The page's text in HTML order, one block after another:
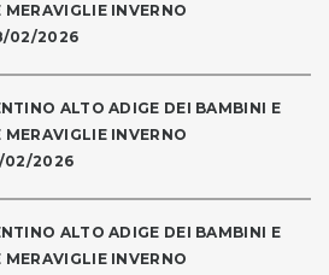
MERAVIGLIE INVERNO
02/2026
ALTO ADIGE DEI BAMBINI E
MERAVIGLIE INVERNO
02/2026
ALTO ADIGE DEI BAMBINI E
MERAVIGLIE INVERNO